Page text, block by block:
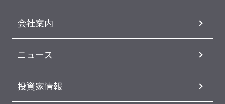
会社案内
ニュース
投資家情報